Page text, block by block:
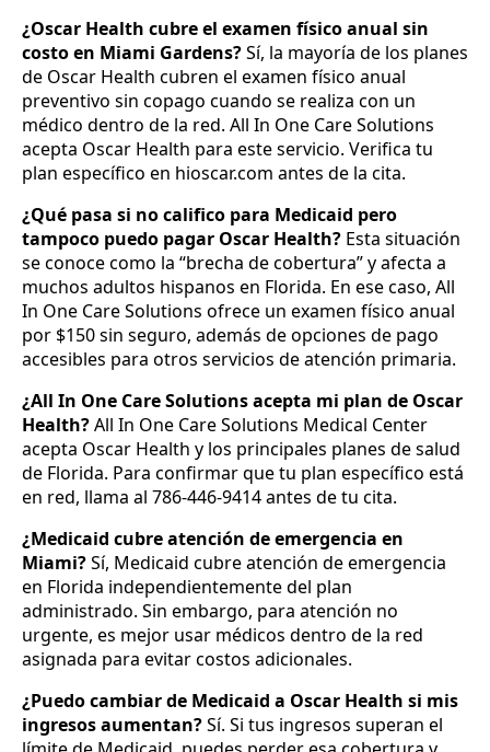
¿Oscar Health cubre el examen físico anual sin
costo en Miami Gardens?Sí, la mayoría de los planes
de Oscar Health cubren el examen físico anual
preventivo sin copago cuando se realiza con un
médico dentro de la red. All In One Care Solutions
acepta Oscar Health para este servicio. Verifica tu
plan específico en hioscar.com antes de la cita.
¿Qué pasa si no califico para Medicaid pero
tampoco puedo pagar Oscar Health? Esta situación
se conoce como la “brecha de cobertura” y afecta a
muchos adultos hispanos en Florida. En ese caso, All
In One Care Solutions ofrece un examen físico anual
por $150 sin seguro, además de opciones de pago
accesibles para otros servicios de atención primaria.
¿All In One Care Solutions acepta mi plan de Oscar
Health?All In One Care Solutions Medical Center
acepta Oscar Health y los principales planes de salud
de Florida. Para confirmar que tu plan específico está
en red, llama al 786-446-9414 antes de tu cita.
¿Medicaid cubre atención de emergencia en
Miami?Sí, Medicaid cubre atención de emergencia
en Florida independientemente del plan
administrado. Sin embargo, para atención no
urgente, es mejor usar médicos dentro de la red
asignada para evitar costos adicionales.
¿Puedo cambiar de Medicaid a Oscar Health si mis
ingresos aumentan?Sí. Si tus ingresos superan el